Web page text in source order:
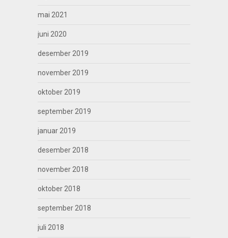
mai 2021
juni 2020
desember 2019
november 2019
oktober 2019
september 2019
januar 2019
desember 2018
november 2018
oktober 2018
september 2018
juli 2018